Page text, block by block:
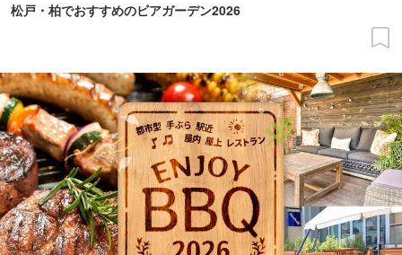
松戸・柏でおすすめのビアガーデン2026